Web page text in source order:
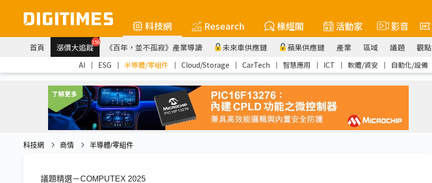
科技網 Research 椽經閣 活動家 影音
首頁 漲價大追蹤259 《百年，並不孤寂》產業導讀 未來車供應鏈 蘋果供應鏈 產業 區域 議題 觀點
AI ｜ ESG ｜ 半導體/零組件 ｜ Cloud/Storage ｜ CarTech ｜ 智慧應用 ｜ ICT ｜ 軟體/資安 ｜ 自動化/設備
科技網 商情 半導體/零組件
議題精選－COMPUTEX 2025